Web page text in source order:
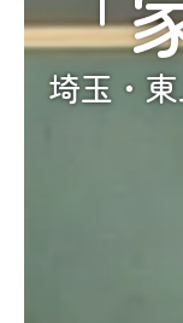
埼玉・